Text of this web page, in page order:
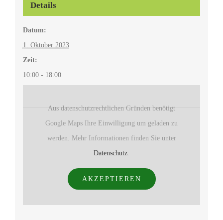
Details
Datum:
1. Oktober 2023
Zeit:
10:00 - 18:00
Aus datenschutzrechtlichen Gründen benötigt
Google Maps Ihre Einwilligung um geladen zu
werden. Mehr Informationen finden Sie unter
Datenschutz
AKZEPTIEREN